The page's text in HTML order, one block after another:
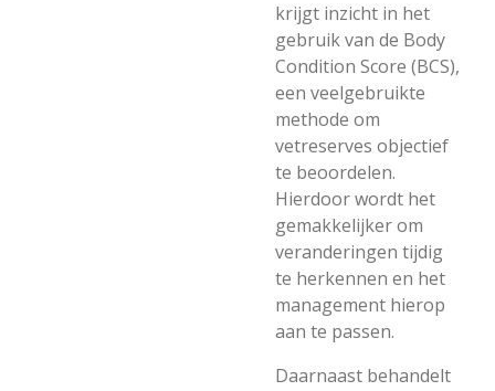
krijgt inzicht in het
gebruik van de Body
Condition Score (BCS),
een veelgebruikte
methode om
vetreserves objectief
te beoordelen.
Hierdoor wordt het
gemakkelijker om
veranderingen tijdig
te herkennen en het
management hierop
aan te passen.
Daarnaast behandelt